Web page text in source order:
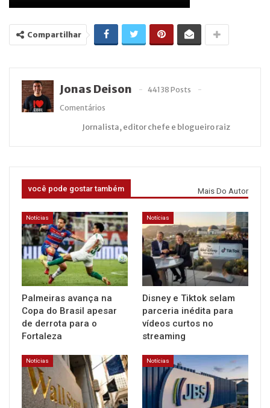
Compartilhar
Jonas Deison
44138 Posts
Comentários
Jornalista, editor chefe e blogueiro raiz
você pode gostar também Mais Do Autor
Notícias
Palmeiras avança na
Copa do Brasil apesar
de derrota para o
Fortaleza
Notícias
Disney e Tiktok selam
parceria inédita para
vídeos curtos no
streaming
Notícias Notícias